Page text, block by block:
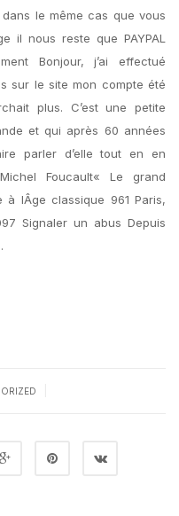
dans le même cas que vous
il nous reste que PAYPAL
Bonjour, j’ai effectué
sur le site mon compte été
plus. C’est une petite
et qui après 60 années
parler d’elle tout en en
Foucault« Le grand
lÂge classique 961 Paris,
Signaler un abus Depuis